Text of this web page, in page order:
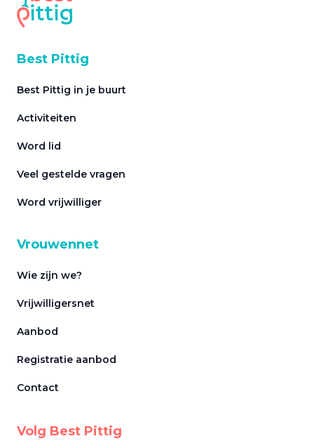
Best Pittig
Best Pittig in je buurt
Activiteiten
Word lid
Veel gestelde vragen
Word vrijwilliger
Vrouwennet
Wie zijn we?
Vrijwilligersnet
Aanbod
Registratie aanbod
Contact
Volg Best Pittig